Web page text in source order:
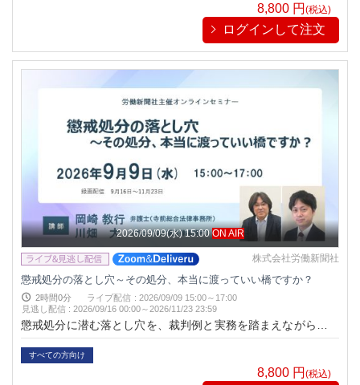
8,800 円(税込)
ログインして注文
2026/09/09(水) 15:00ON AIR
株式会社労働新聞社
懲戒処分の落とし穴～その処分、本当に渡っていい橋ですか？
2時間0分 ライブ配信 : 2026/09/09 15:00～17:00
見逃し配信 :2026/09/16 00:00～2026/11/23 23:59
懲戒処分に潜む落とし穴を、裁判例と実務を踏まえながら、岡
崎弁護士、川畑弁護士が対談形式で徹底解説します。理論だけ
では終わりません。しかし、単なる経験談だけでも終わりませ
すべての方向け
8,800 円(税込)